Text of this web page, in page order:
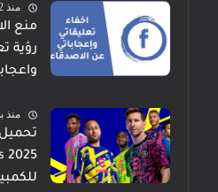
منذ 2 سنة
منع
رؤية
منذ
2025